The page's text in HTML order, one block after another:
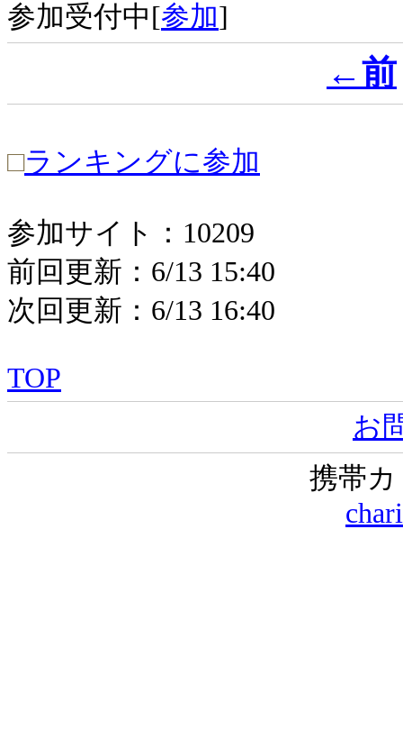
参加受付中[参加]
←前
□ランキングに参加
参加サイト：10209
前回更新：6/13 15:40
次回更新：6/13 16:40
TOP
お
携帯